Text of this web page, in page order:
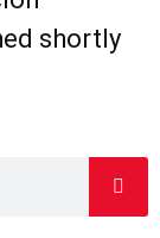
shortly